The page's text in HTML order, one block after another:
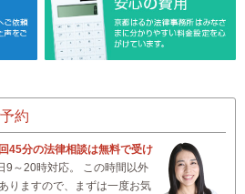
約
45分の法律相談は無料で受け
9～20時対応。 この時間以外
りますので、まずは一度お気